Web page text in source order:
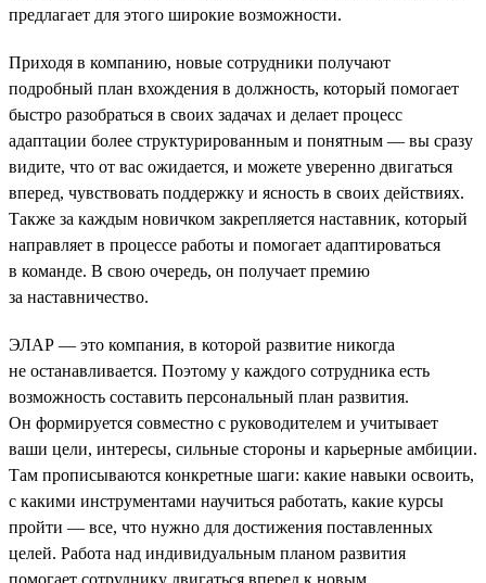
предлагает для этого широкие возможности.
Приходя в компанию, новые сотрудники получают
подробный план вхождения в должность, который помогает
быстро разобраться в своих задачах и делает процесс
адаптации более структурированным и понятным — вы сразу
видите, что от вас ожидается, и можете уверенно двигаться
вперед, чувствовать поддержку и ясность в своих действиях.
Также за каждым новичком закрепляется наставник, который
направляет в процессе работы и помогает адаптироваться
в команде. В свою очередь, он получает премию
за наставничество.
ЭЛАР — это компания, в которой развитие никогда
не останавливается. Поэтому у каждого сотрудника есть
возможность составить персональный план развития.
Он формируется совместно с руководителем и учитывает
ваши цели, интересы, сильные стороны и карьерные амбиции.
Там прописываются конкретные шаги: какие навыки освоить,
с какими инструментами научиться работать, какие курсы
пройти — все, что нужно для достижения поставленных
целей. Работа над индивидуальным планом развития
помогает сотруднику двигаться вперед к новым